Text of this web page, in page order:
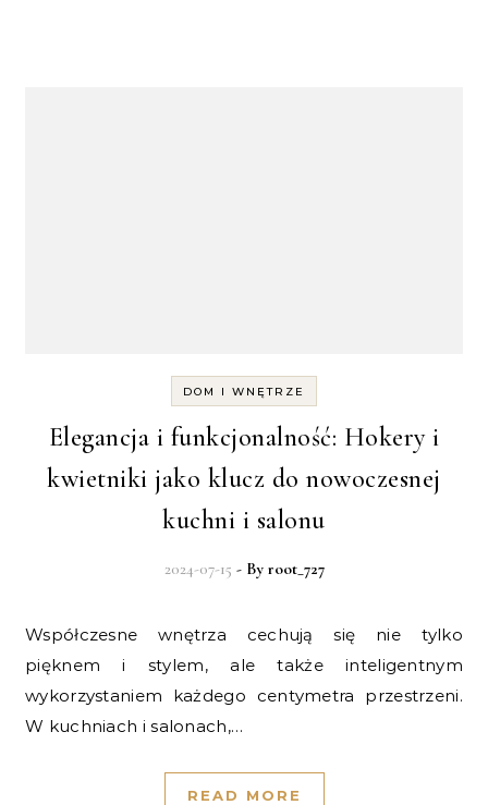
DOM I WNĘTRZE
Elegancja i funkcjonalność: Hokery i
kwietniki jako klucz do nowoczesnej
kuchni i salonu
2024-07-15 - By root_727
Współczesne wnętrza cechują się nie tylko
pięknem i stylem, ale także inteligentnym
wykorzystaniem każdego centymetra przestrzeni.
W kuchniach i salonach,…
READ MORE